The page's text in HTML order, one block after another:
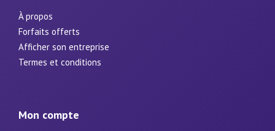
À propos
Forfaits offerts
Afficher son entreprise
Termes et conditions
Mon compte